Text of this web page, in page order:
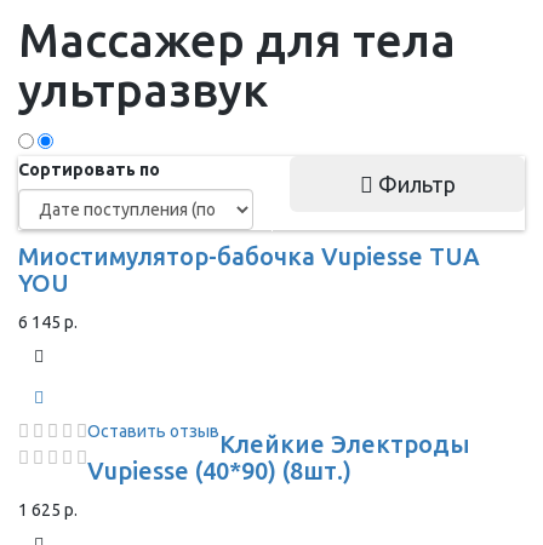
Массажер для тела
ультразвук
Сортировать по
Фильтр
Миостимулятор-бабочка Vupiesse TUA
YOU
6 145 р.
Оставить отзывКлейкие Электроды
Vupiesse (40*90) (8шт.)
1 625 р.